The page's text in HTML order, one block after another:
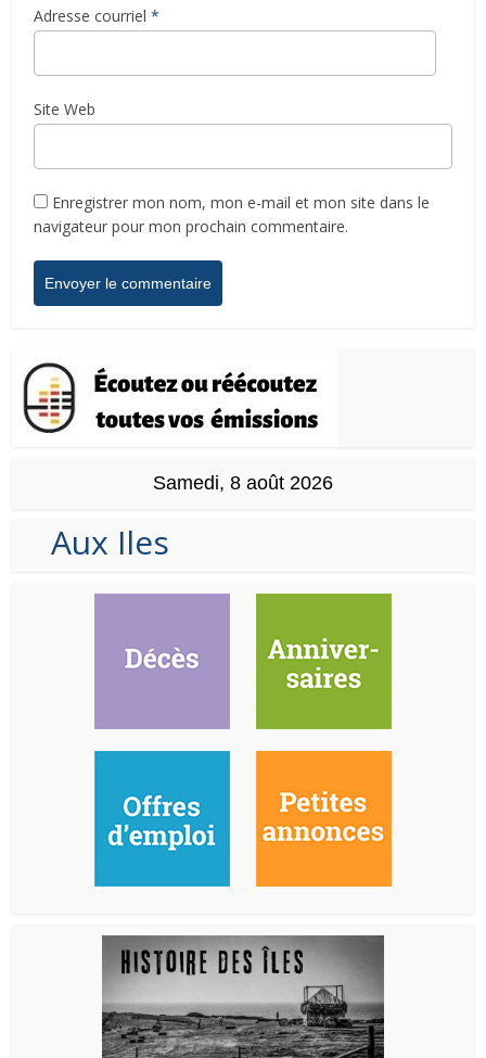
Adresse courriel *
Site Web
Enregistrer mon nom, mon e-mail et mon site dans le
navigateur pour mon prochain commentaire.
Samedi, 8 août 2026
Aux Iles